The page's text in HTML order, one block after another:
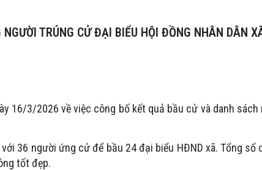
NGƯỜI TRÚNG CỬ ĐẠI BIỂU HỘI ĐỒNG NHÂN
16/3/2026 về việc công bố kết quả bầu cử và danh
36 người ứng cử để bầu 24 đại biểu HĐND xã. Tổng
tốt đẹp.